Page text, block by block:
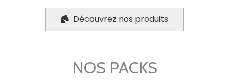
Découvrez nos produits
NOS PACKS